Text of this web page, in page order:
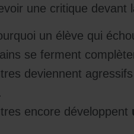
une critique devant
un élève qui
se ferment
deviennent
encore développent